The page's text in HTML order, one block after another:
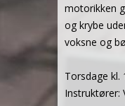
motorikken
og krybe
voksne og
Torsdage kl.
Instruktører: